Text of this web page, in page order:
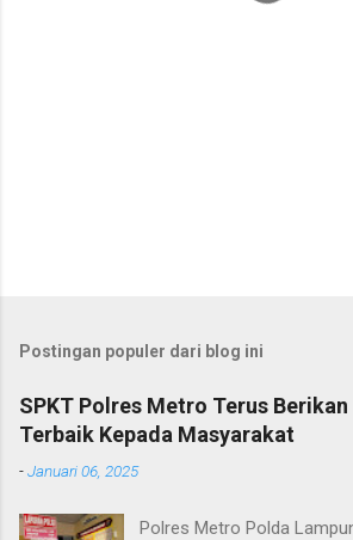
Postingan populer dari blog ini
SPKT Polres Metro Terus Berikan
Terbaik Kepada Masyarakat
-Januari 06, 2025
Polres Metro Polda